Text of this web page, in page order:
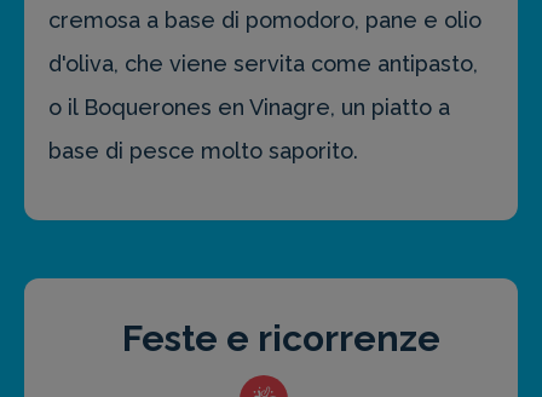
cremosa a base di pomodoro, pane e olio
d'oliva, che viene servita come antipasto,
o il Boquerones en Vinagre, un piatto a
base di pesce molto saporito.
Feste e ricorrenze